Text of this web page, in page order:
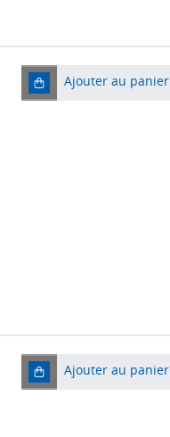
Ajouter au panier
Ajouter au panier